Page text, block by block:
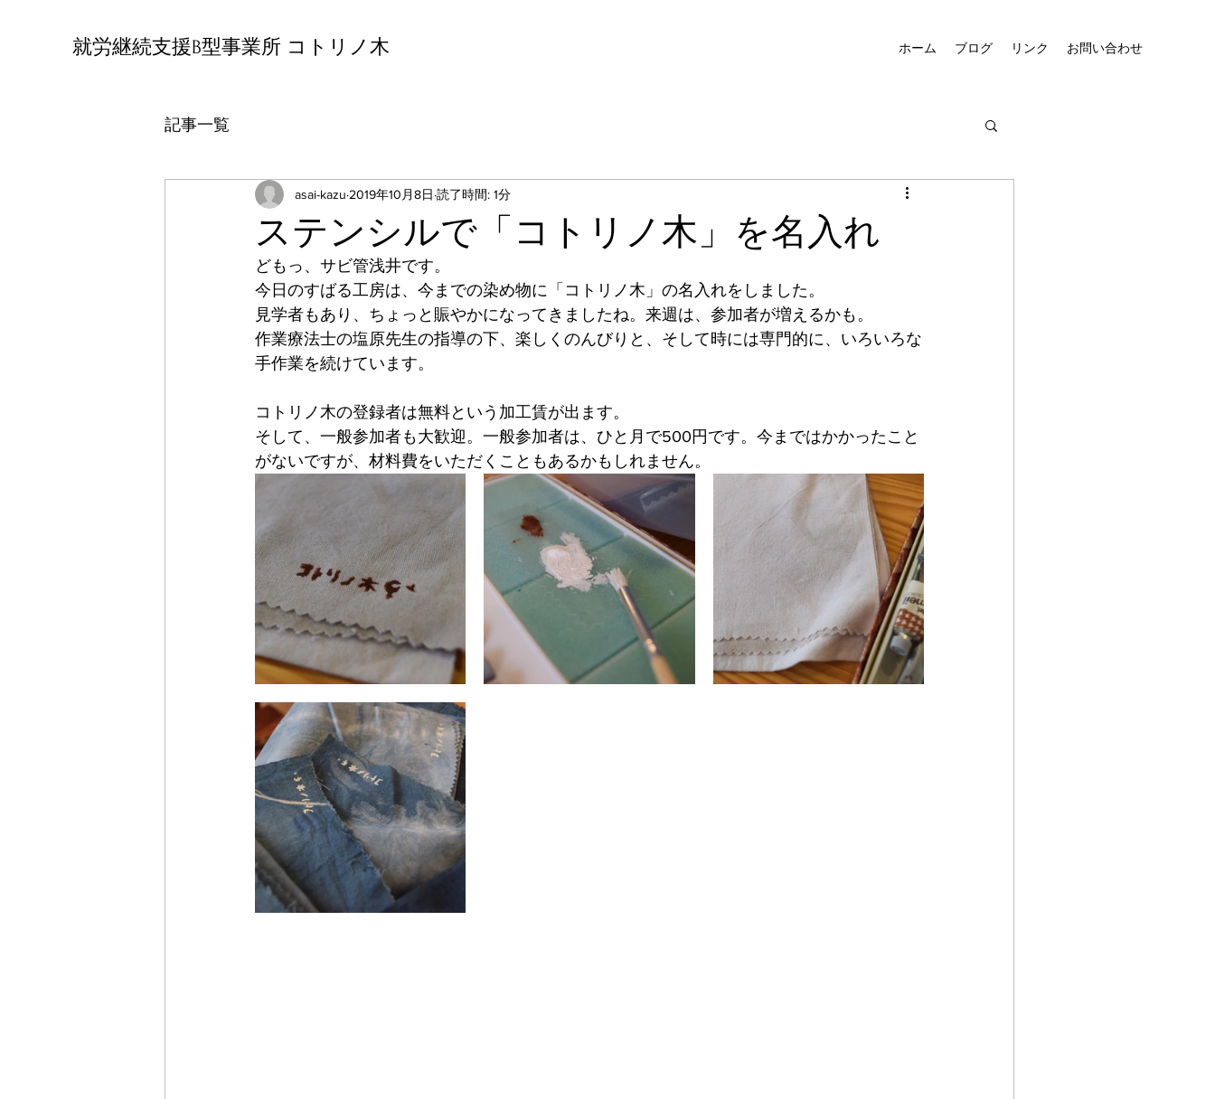
就労継続支援B型事業所 コトリノ木 ホーム ブログ リンク お問い合わせ
記事一覧
ステンシルで「コトリノ木」を名入れ
asai-kazu 2019年10月8日 読了時間: 1分
どもっ、サビ管浅井です。
今日のすばる工房は、今までの染め物に「コトリノ木」の名入れをしました。
見学者もあり、ちょっと賑やかになってきましたね。来週は、参加者が増えるかも。
作業療法士の塩原先生の指導の下、楽しくのんびりと、そして時には専門的に、いろいろな
手作業を続けています。
コトリノ木の登録者は無料という加工賃が出ます。
そして、一般参加者も大歓迎。一般参加者は、ひと月で500円です。今まではかかったこと
がないですが、材料費をいただくこともあるかもしれません。